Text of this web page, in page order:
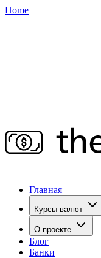
Home
Главная
Курсы валют
О проекте
Блог
Банки